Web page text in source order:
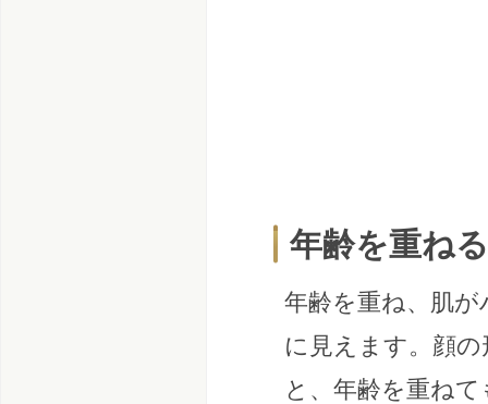
年齢を重ね
年齢を重ね、肌
に見えます。顔
と、年齢を重ね